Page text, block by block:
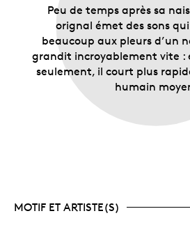
Peu de temps après sa
orignal émet des sons
beaucoup aux pleurs d’un
grandit incroyablement vite :
seulement, il court plus
humain
MOTIF ET ARTISTE(S)